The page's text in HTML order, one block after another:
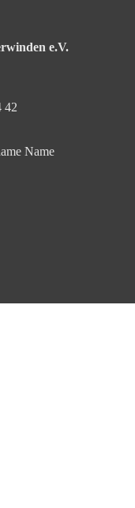
e.V.
42
Name